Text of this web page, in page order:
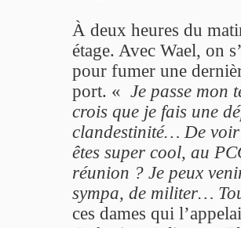
À deux heures du
étage. Avec Wael, on
pour fumer une
port. « Je passe mon
crois que je fais une
clandestinité… De voir
êtes super cool, au
réunion ? Je peux
sympa, de militer…
ces dames qui